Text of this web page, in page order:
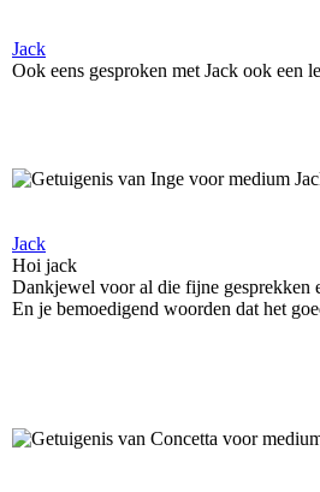
Jack
Ook eens gesproken met Jack ook een
Jack
Hoi jack
Dankjewel voor al die fijne gesprekken
En je bemoedigend woorden dat het